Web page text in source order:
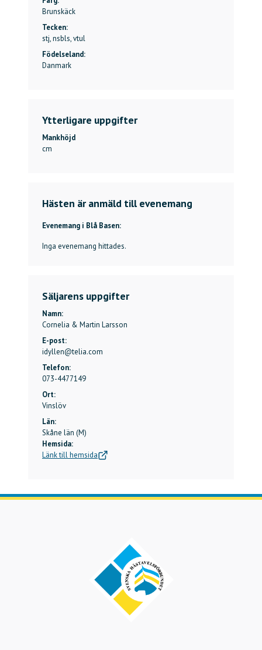
Brunskäck
Tecken:
stj, nsbls, vtul
Födelseland:
Danmark
Ytterligare uppgifter
Mankhöjd
cm
Hästen är anmäld till evenemang
Evenemang i Blå Basen:
Inga evenemang hittades.
Säljarens uppgifter
Namn:
Cornelia & Martin Larsson
E-post:
idyllen@telia.com
Telefon:
073-4477149
Ort:
Vinslöv
Län:
Skåne län (M)
Hemsida:
Länk till hemsida